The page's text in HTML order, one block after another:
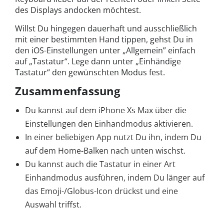
des Displays andocken möchtest.
Willst Du hingegen dauerhaft und ausschließlich
mit einer bestimmten Hand tippen, gehst Du in
den iOS-Einstellungen unter „Allgemein” einfach
auf „Tastatur“. Lege dann unter „Einhändige
Tastatur“ den gewünschten Modus fest.
Zusammenfassung
Du kannst auf dem iPhone Xs Max über die
Einstellungen den Einhandmodus aktivieren.
In einer beliebigen App nutzt Du ihn, indem Du
auf dem Home-Balken nach unten wischst.
Du kannst auch die Tastatur in einer Art
Einhandmodus ausführen, indem Du länger auf
das Emoji-/Globus-Icon drückst und eine
Auswahl triffst.